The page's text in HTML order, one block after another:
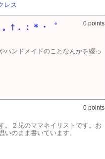
レス
†．：＊・゜
0 points
ハンドメイドのことなんかを綴っ
0 points
。２児のママネイリストです。お
いのまま書いています。